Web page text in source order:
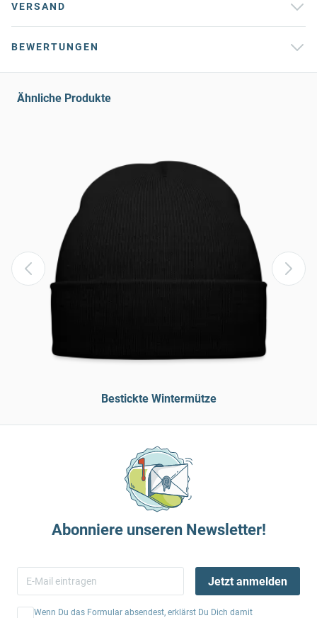
VERSAND
BEWERTUNGEN
Ähnliche Produkte
Bestickte Wintermütze
Abonniere unseren Newsletter!
Jetzt anmelden
Wenn Du das Formular absendest, erklärst Du Dich damit